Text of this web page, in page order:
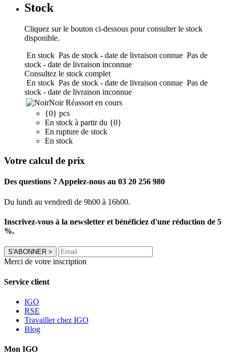
Stock
Cliquez sur le bouton ci-dessous pour consulter le stock
disponible.
En stock Pas de stock - date de livraison connue Pas de
stock - date de livraison inconnue
Consultez le stock complet
En stock Pas de stock - date de livraison connue Pas de
stock - date de livraison inconnue
Noir Réassort en cours
{0} pcs
En stock à partir du {0}
En rupture de stock
En stock
Votre calcul de prix
Des questions ? Appelez-nous au 03 20 256 980
Du lundi au vendredi de 9h00 à 16h00.
Inscrivez-vous à la newsletter et bénéficiez d'une réduction de 5
%.
S'ABONNER >
Merci de votre inscription
Service client
IGO
RSE
Travailler chez IGO
Blog
Mon IGO